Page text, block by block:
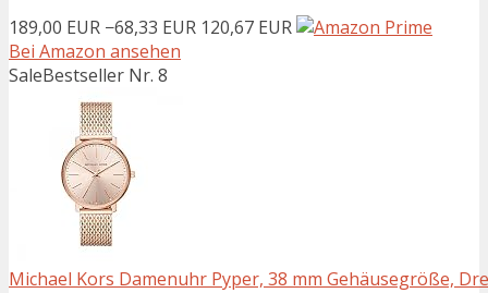
189,00 EUR −68,33 EUR 120,67 EUR
Bei Amazon ansehen
SaleBestseller Nr. 8
Michael Kors Damenuhr Pyper, 38 mm Gehäusegröße,